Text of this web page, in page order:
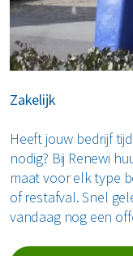
mogelijk.
Zakelijk
Heeft jouw bedrijf
nodig? Bij Renewi
maat voor elk type
of restafval. Snel
vandaag nog een